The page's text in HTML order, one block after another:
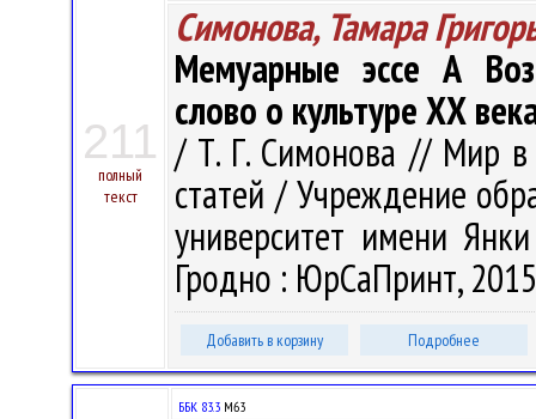
211
полный
текст
Симонова, Тамара
Мемуарные эссе А
слово о культуре ХХ
/ Т. Г. Симонова // Мир в
статей / Учреждение
университет имени
Гродно : ЮрСаПринт,
Добавить в корзину Подробнее
ББК 83.3 М63